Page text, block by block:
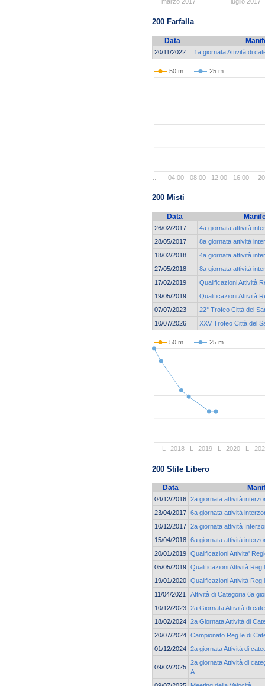
200 Farfalla
Data
20/11/2022 1a giornata Attività di
50 m 25 m
04:00 08:00 12:00 16:00
200 Misti
Data
26/02/2017
4a giornata attività
28/05/2017
8a giornata attività
18/02/2018
4a giornata attività
27/05/2018
8a giornata attività
17/02/2019
Qualificazioni Attività
19/05/2019
Qualificazioni Attività
07/07/2023
22° Trofeo Città del
10/07/2026
XXV Trofeo Città del
50 m 25 m
2018 2019 2020
L L L L
200 Stile Libero
Data
04/12/2016 2a giornata attività
23/04/2017 6a giornata attività
10/12/2017 2a giornata attività
15/04/2018 6a giornata attività
20/01/2019 Qualificazioni Attivita'
05/05/2019 Qualificazioni Attività
19/01/2020 Qualificazioni Attività
11/04/2021
Attività di Categoria 6a
10/12/2023 2a Giornata Attività di
18/02/2024 2a Giornata Attività di
20/07/2024 Campionato Reg.le di
01/12/2024 2a giornata Attività di
09/02/2025
2a giornata Attività di
A